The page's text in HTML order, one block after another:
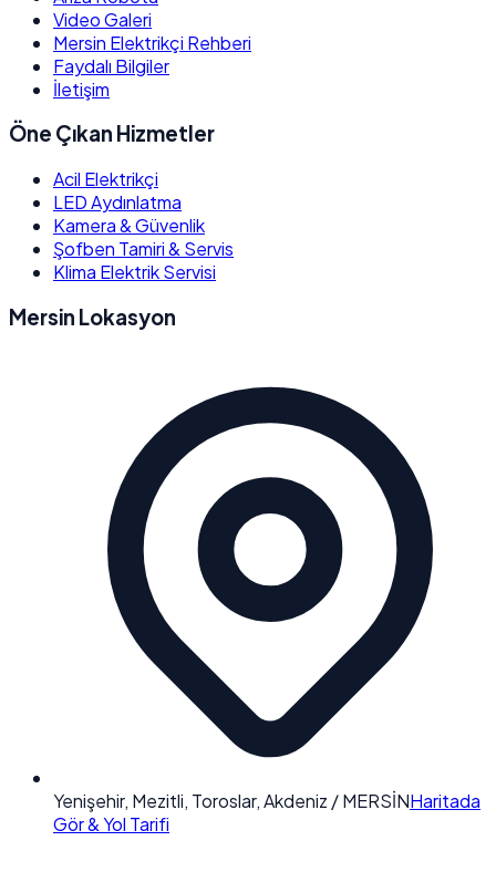
Video Galeri
Mersin Elektrikçi Rehberi
Faydalı Bilgiler
İletişim
Öne Çıkan Hizmetler
Acil Elektrikçi
LED Aydınlatma
Kamera & Güvenlik
Şofben Tamiri & Servis
Klima Elektrik Servisi
Mersin Lokasyon
Yenişehir, Mezitli, Toroslar, Akdeniz / MERSİNHaritada
Gör & Yol Tarifi